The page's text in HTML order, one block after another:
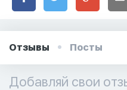
Отзывы Посты
Добавляй свои